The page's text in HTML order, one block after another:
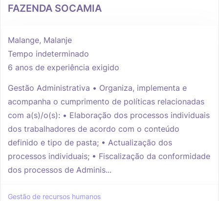
FAZENDA SOCAMIA
Malange, Malanje
Tempo indeterminado
6 anos de experiência exigido
Gestão Administrativa • Organiza, implementa e
acompanha o cumprimento de políticas relacionadas
com a(s)/o(s): • Elaboração dos processos individuais
dos trabalhadores de acordo com o conteúdo
definido e tipo de pasta; • Actualização dos
processos individuais; • Fiscalização da conformidade
dos processos de Adminis...
Gestão de recursos humanos